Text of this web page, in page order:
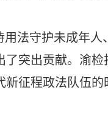
法守护未成年人
突出贡献。渝检
征程政法队伍的